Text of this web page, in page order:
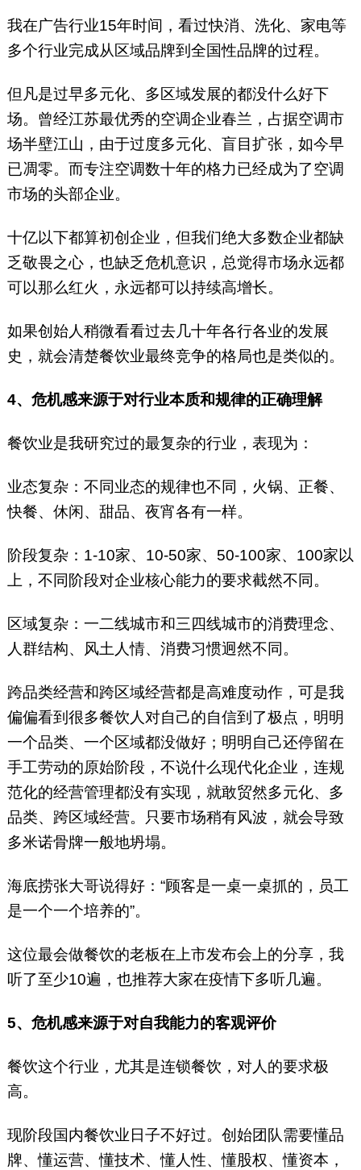
我在广告行业15年时间，看过快消、洗化、家电等
多个行业完成从区域品牌到全国性品牌的过程。
但凡是过早多元化、多区域发展的都没什么好下
场。曾经江苏最优秀的空调企业春兰，占据空调市
场半壁江山，由于过度多元化、盲目扩张，如今早
已凋零。而专注空调数十年的格力已经成为了空调
市场的头部企业。
十亿以下都算初创企业，但我们绝大多数企业都缺
乏敬畏之心，也缺乏危机意识，总觉得市场永远都
可以那么红火，永远都可以持续高增长。
如果创始人稍微看看过去几十年各行各业的发展
史，就会清楚餐饮业最终竞争的格局也是类似的。
4、危机感来源于对行业本质和规律的正确理解
餐饮业是我研究过的最复杂的行业，表现为：
业态复杂：不同业态的规律也不同，火锅、正餐、
快餐、休闲、甜品、夜宵各有一样。
阶段复杂：1-10家、10-50家、50-100家、100家以
上，不同阶段对企业核心能力的要求截然不同。
区域复杂：一二线城市和三四线城市的消费理念、
人群结构、风土人情、消费习惯迥然不同。
跨品类经营和跨区域经营都是高难度动作，可是我
偏偏看到很多餐饮人对自己的自信到了极点，明明
一个品类、一个区域都没做好；明明自己还停留在
手工劳动的原始阶段，不说什么现代化企业，连规
范化的经营管理都没有实现，就敢贸然多元化、多
品类、跨区域经营。只要市场稍有风波，就会导致
多米诺骨牌一般地坍塌。
海底捞张大哥说得好：“顾客是一桌一桌抓的，员工
是一个一个培养的”。
这位最会做餐饮的老板在上市发布会上的分享，我
听了至少10遍，也推荐大家在疫情下多听几遍。
5、危机感来源于对自我能力的客观评价
餐饮这个行业，尤其是连锁餐饮，对人的要求极
高。
现阶段国内餐饮业日子不好过。创始团队需要懂品
牌、懂运营、懂技术、懂人性、懂股权、懂资本，